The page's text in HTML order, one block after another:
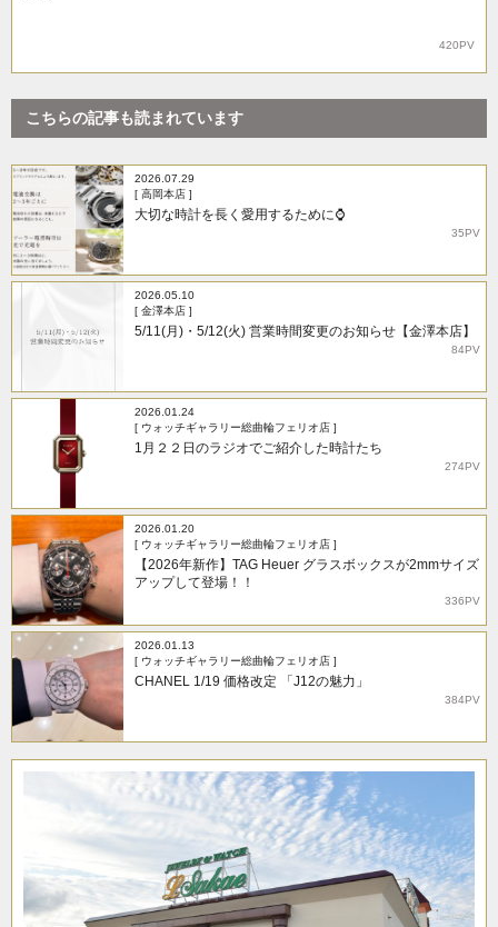
420PV
こちらの記事も読まれています
2026.07.29
[ 高岡本店 ]
大切な時計を長く愛用するために⌚
35PV
2026.05.10
[ 金澤本店 ]
5/11(月)・5/12(火) 営業時間変更のお知らせ【金澤本店】
84PV
2026.01.24
[ ウォッチギャラリー総曲輪フェリオ店 ]
1月２２日のラジオでご紹介した時計たち
274PV
2026.01.20
[ ウォッチギャラリー総曲輪フェリオ店 ]
【2026年新作】TAG Heuer グラスボックスが2mmサイズ
アップして登場！！
336PV
2026.01.13
[ ウォッチギャラリー総曲輪フェリオ店 ]
CHANEL 1/19 価格改定 「J12の魅力」
384PV